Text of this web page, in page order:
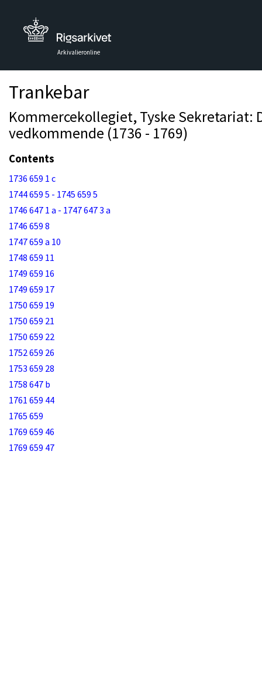
Arkivalieronline
Trankebar
Kommercekollegiet, Tyske Sekretariat:
vedkommende (1736 - 1769)
Contents
1736 659 1 c
1744 659 5 - 1745 659 5
1746 647 1 a - 1747 647 3 a
1746 659 8
1747 659 a 10
1748 659 11
1749 659 16
1749 659 17
1750 659 19
1750 659 21
1750 659 22
1752 659 26
1753 659 28
1758 647 b
1761 659 44
1765 659
1769 659 46
1769 659 47